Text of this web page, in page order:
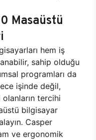
Masaüstü
hem iş
sahip olduğu
programları da
işinde değil,
tercihi
bilgisayar
Casper
ve ergonomik